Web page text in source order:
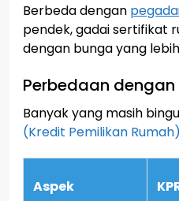
Berbeda dengan
pendek, gadai sertifikat
dengan bunga yang
Perbedaan dengan
Banyak yang masih
(Kredit Pemilikan Rumah)
Aspek